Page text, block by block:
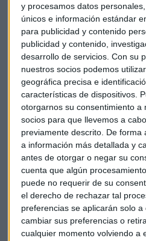
y procesamos datos
únicos e información estándar
para publicidad y contenido
publicidad y contenido,
desarrollo de servicios. Con su
nuestros socios podemos
geográfica precisa e
características de dispositivos.
otorgarnos su consentimiento a
socios para que llevemos a
previamente descrito. De
a información más detallada y
antes de otorgar o negar su
cuenta que algún
puede no requerir de su
el derecho de rechazar tal
preferencias se aplicarán solo
cambiar sus preferencias o
cualquier momento volviendo a
consumo privado
de crecimiento, del 1,8 %, en
condiciones de financiación y
creación de empleo. Las
favorable evolución de los
traducirán en un sólido avance
crecerán el 6,2 % en 2017 y el 5,1
Para este 2017, el Gobierno
macroeconómico proyecta un
del 3,1 %, lo que supone una
respecto a lo previsto el pasado
mayor crecimiento
principalmente, a una mayor
externa neta (0,7 puntos